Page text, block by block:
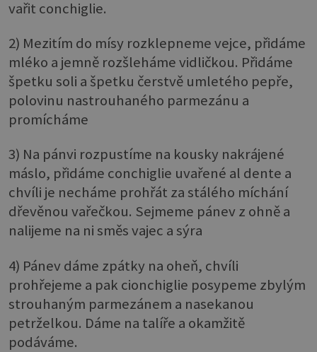
vařit conchiglie.
2) Mezitím do mísy rozklepneme vejce, přidáme
mléko a jemně rozšleháme vidličkou. Přidáme
špetku soli a špetku čerstvě umletého pepře,
polovinu nastrouhaného parmezánu a
promícháme
3) Na pánvi rozpustíme na kousky nakrájené
máslo, přidáme conchiglie uvařené al dente a
chvíli je necháme prohřát za stálého míchání
dřevěnou vařečkou. Sejmeme pánev z ohně a
nalijeme na ni směs vajec a sýra
4) Pánev dáme zpátky na oheň, chvíli
prohřejeme a pak cionchiglie posypeme zbylým
strouhaným parmezánem a nasekanou
petrželkou. Dáme na talíře a okamžitě
podáváme.